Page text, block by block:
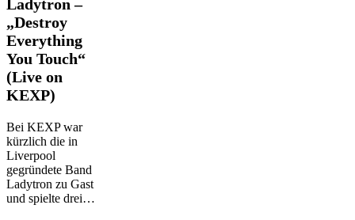
„Destroy
Everything
You
Touch“
(Live
on
Ladytron –
„Destroy
Everything
You Touch“
(Live on
KEXP)
Bei KEXP war
kürzlich die in
Liverpool
gegründete Band
Ladytron zu Gast
und spielte drei…